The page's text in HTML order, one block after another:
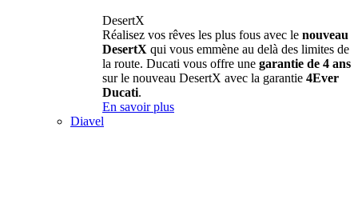
DesertX
Réalisez vos rêves les plus fous avec le nouveau
DesertX qui vous emmène au delà des limites de
la route. Ducati vous offre une garantie de 4 ans
sur le nouveau DesertX avec la garantie 4Ever
Ducati.
En savoir plus
Diavel